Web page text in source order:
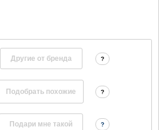
Другие от бренда ?
?
?